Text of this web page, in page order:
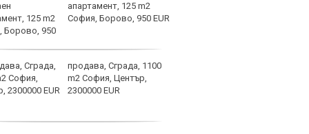
апартамент, 125 m2
София, Борово, 950 EUR
продава, Сграда, 1100
m2 София, Център,
2300000 EUR